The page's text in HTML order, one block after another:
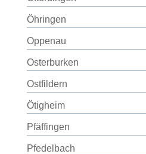
Öhringen
Oppenau
Osterburken
Ostfildern
Ötigheim
Pfäffingen
Pfedelbach